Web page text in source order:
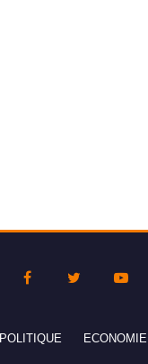
POLITIQUE ECONOMIE